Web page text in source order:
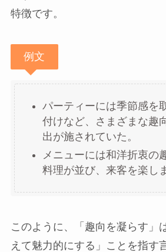
特徴です。
例文
パーティーには季節感を
付けなど、さまざまな趣
出が施されていた。
メニューには和洋折衷の
料理が並び、来客を楽し
このように、「趣向を凝らす」
えて魅力的にする」ことを指す